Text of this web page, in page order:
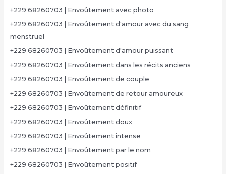
+229 68260703 | Envoûtement avec photo
+229 68260703 | Envoûtement d'amour avec du sang
menstruel
+229 68260703 | Envoûtement d'amour puissant
+229 68260703 | Envoûtement dans les récits anciens
+229 68260703 | Envoûtement de couple
+229 68260703 | Envoûtement de retour amoureux
+229 68260703 | Envoûtement définitif
+229 68260703 | Envoûtement doux
+229 68260703 | Envoûtement intense
+229 68260703 | Envoûtement par le nom
+229 68260703 | Envoûtement positif